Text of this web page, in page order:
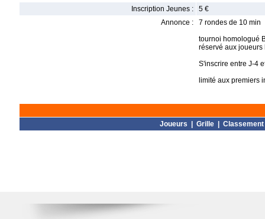
Inscription Jeunes :
5 €
Annonce :
7 rondes de 10 min
tournoi homologué
réservé aux joueurs
S'inscrire entre J-4
limité aux premiers
Joueurs Grille Classement